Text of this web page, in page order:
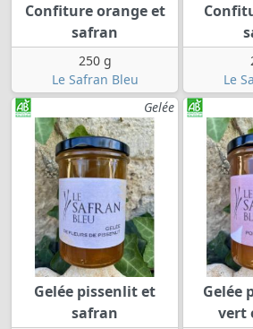
Confiture orange et
safran
250 g
Le Safran Bleu
Le
Gelée
Gelée pissenlit et
safran
Gelée
vert